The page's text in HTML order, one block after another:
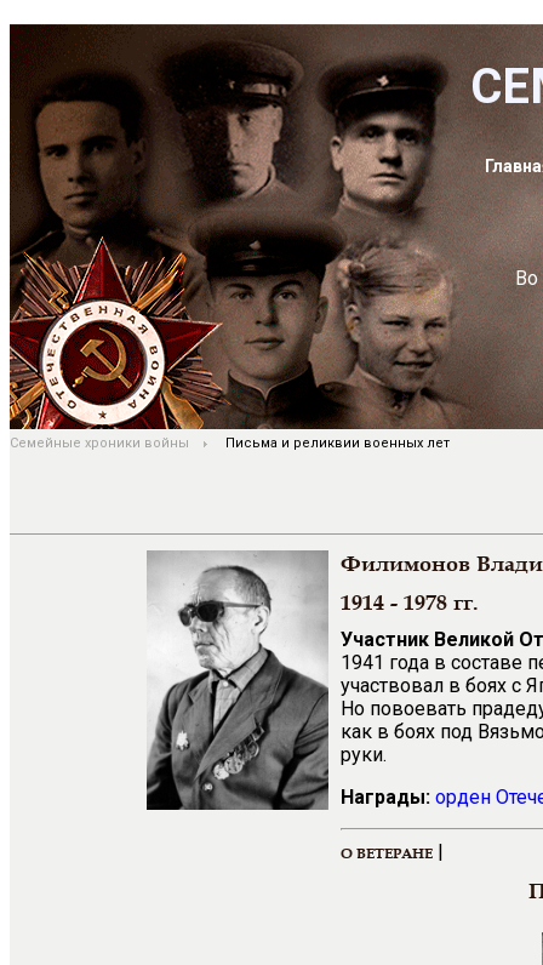
Во
Семейные хроники войны Письма и реликвии военных лет
Филимонов
1914 - 1978 гг.
Участник Великой
1941 года в составе
участвовал в боях с
Но повоевать
как в боях под
руки.
Награды: орден
О ВЕТЕРАНЕ |